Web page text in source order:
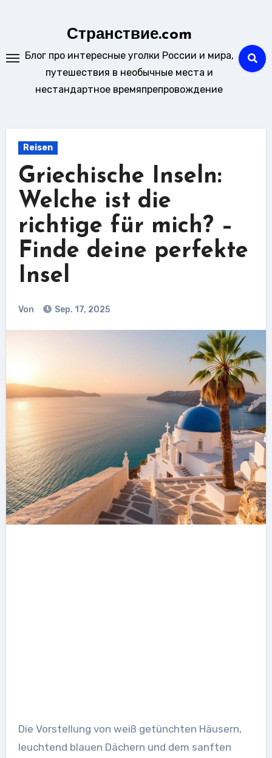
Странствие.com
Блог про интересные уголки России и мира,
путешествия в необычные места и
нестандартное времяпрепровождение
Reisen
Griechische Inseln:
Welche ist die
richtige für mich? –
Finde deine perfekte
Insel
Von Sep. 17, 2025
Die Vorstellung von weiß getünchten Häusern,
leuchtend blauen Dächern und dem sanften